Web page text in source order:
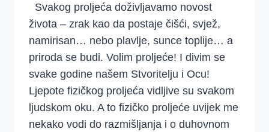
Svakog proljeća doživljavamo novost
života – zrak kao da postaje čišći, svjež,
namirisan… nebo plavlje, sunce toplije… a
priroda se budi. Volim proljeće! I divim se
svake godine našem Stvoritelju i Ocu!
Ljepote fizičkog proljeća vidljive su svakom
ljudskom oku. A to fizičko proljeće uvijek me
nekako vodi do razmišljanja i o duhovnom